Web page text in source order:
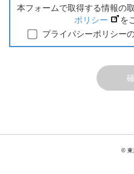
本フォームで取得する情報の
ポリシー
を
プライパシーポリシー
© 東